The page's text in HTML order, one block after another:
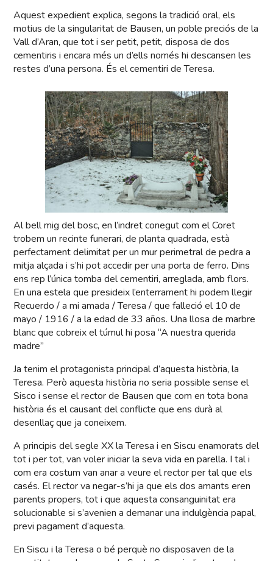
Aquest expedient explica, segons la tradició oral, els
motius de la singularitat de Bausen, un poble preciós de la
Vall d’Aran, que tot i ser petit, petit, disposa de dos
cementiris i encara més un d’ells només hi descansen les
restes d’una persona. És el cementiri de Teresa.
Al bell mig del bosc, en l’indret conegut com el Coret
trobem un recinte funerari, de planta quadrada, està
perfectament delimitat per un mur perimetral de pedra a
mitja alçada i s’hi pot accedir per una porta de ferro. Dins
ens rep l’única tomba del cementiri, arreglada, amb flors.
En una estela que presideix l’enterrament hi podem llegir
Recuerdo / a mi amada / Teresa / que falleció el 10 de
mayo / 1916 / a la edad de 33 años. Una llosa de marbre
blanc que cobreix el túmul hi posa “A nuestra querida
madre”
Ja tenim el protagonista principal d’aquesta història, la
Teresa. Però aquesta història no seria possible sense el
Sisco i sense el rector de Bausen que com en tota bona
història és el causant del conflicte que ens durà al
desenllaç que ja coneixem.
A principis del segle XX la Teresa i en Siscu enamorats del
tot i per tot, van voler iniciar la seva vida en parella. I tal i
com era costum van anar a veure el rector per tal que els
casés. El rector va negar-s’hi ja que els dos amants eren
parents propers, tot i que aquesta consanguinitat era
solucionable si s’avenien a demanar una indulgència papal,
previ pagament d’aquesta.
En Siscu i la Teresa o bé perquè no disposaven de la